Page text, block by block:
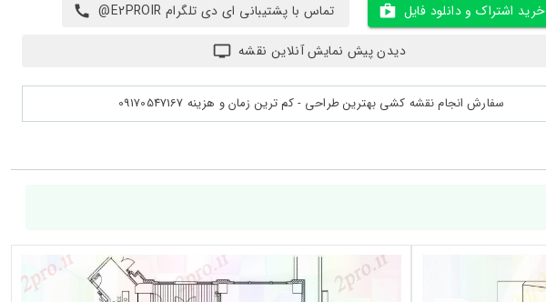
خرید اشتراک و دانلود فایل
تماس با پشتیبانی ای دی تلگرام E2PROIR@
دیدن پیش نمایش آنلاین نقشه
سفارش انجام نقشه کشی بهترین طراحی - کم ترین زمان و هزینه 09170547167